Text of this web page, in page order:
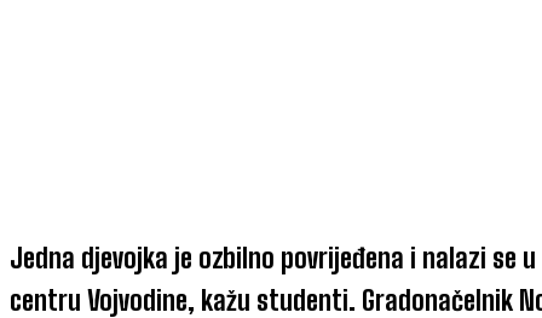
Jedna djevojka je ozbilno povrijeđena i nalazi se
centru Vojvodine, kažu studenti. Gradonačelnik